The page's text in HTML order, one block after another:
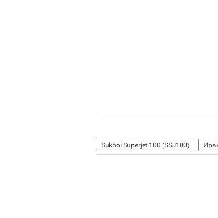
Sukhoi Superjet 100 (SSJ100)